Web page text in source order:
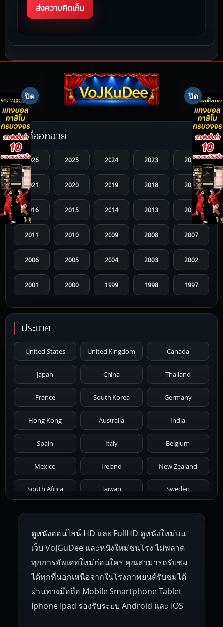
ปีที่ออกฉาย
2026 2025 2024 2023 2022
2021 2020 2019 2018 2017
2016 2015 2014 2013 2012
2011 2010 2009 2008 2007
2006 2005 2004 2003 2002
2001 2000 1999 1998 1997
1996 1995 1994 1993 1992
1986 1985 1984 1983 1982
1981 1980 1979 1978 1977
1976 1975 1974 1973 1972
1971 1970 1969 1968 1967
1966 1965 1964 1963 1962
1959 1955
1945 1942 1941 1940 1939
1938 1937 1930 1928 1916
ประเทศ
United States United Kingdom Canada
Japan China Thailand
France South Korea Germany
Hong Kong Australia India
Spain Italy Belgium
Mexico Ireland New Zealand
South Africa Taiwan Sweden
Netherlands Russia Poland
Hungary Denmark Bulgaria
Czech Republic Brazil Turkey
ดูหนังออนไลน์ HD และ FullHD ดูหนังใหม่บน
เว็บ VoJGuDee และหนังใหม่ชนโรง ไม่พลาด
ทุกการอัพเดทใหม่ก่อนใคร คุณสามารถรับชม
ได้ทุกที่นอกเหนือจากในโรงภาพยนต์รับชมได้
ผ่านทางมือถือ Mobile Smartphone Tablet
Iphone Ipad รองรับระบบ Android และ IOS